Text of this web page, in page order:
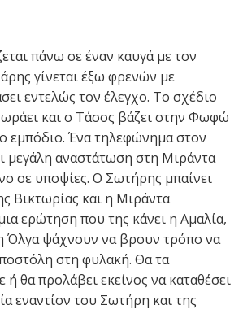
πάνω σε έναν καυγά με τον
γίνεται έξω φρενών με
εντελώς τον έλεγχο. Το σχέδιο
και ο Τάσος βάζει στην Φωφώ
εμπόδιο. Ένα τηλεφώνημα στον
μεγάλη αναστάτωση στη Μιράντα
σε υποψίες. Ο Σωτήρης μπαίνει
Βικτωρίας και η Μιράντα
ερώτηση που της κάνει η Αμαλία,
Όλγα ψάχνουν να βρουν τρόπο να
στη φυλακή. Θα τα
ή θα προλάβει εκείνος να καταθέσει
εναντίον του Σωτήρη και της